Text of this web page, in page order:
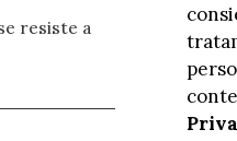
resiste a